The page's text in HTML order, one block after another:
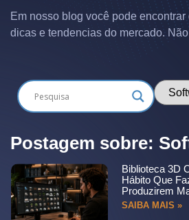
Em nosso blog você pode
dicas e tendencias do mercado.
Postagem sobre:
Biblioteca 3D
Hábito Que
Produzirem
SAIBA MAIS »